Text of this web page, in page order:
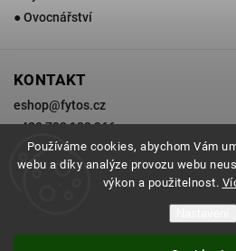
Používáme cookies, abychom Vám
webu a díky analýze provozu webu
výkon a použitelnost.
● Ovocnářství
KONTAKT
eshop@fytos.cz
+420 733 133 366
Zahradnictví Fytos.
Grafický návrh vytvořil a